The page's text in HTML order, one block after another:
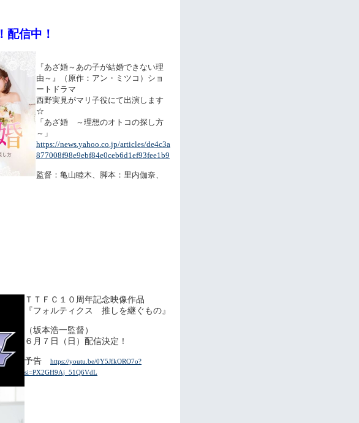
！配信中！
『あざ婚～あの子が結婚できない理
由～』（原作：アン・ミツコ）ショ
ートドラマ
西野実見がマリ子役にて出演します
☆
「あざ婚 ～理想のオトコの探し方
～」
https://news.yahoo.co.jp/articles/de4c3a
877008f98e9ebf84e0ceb6d1ef93fee1b9
監督：亀山睦木、脚本：里内伽奈、
ＴＴＦＣ１０周年記念映像作品
『フォルティクス 推しを継ぐもの』
（坂本浩一監督）
６月７日（日）配信決定！
予告
https://youtu.be/0Y5JfkORO7o?
si=PX2GH9Aj_51Q6VdL